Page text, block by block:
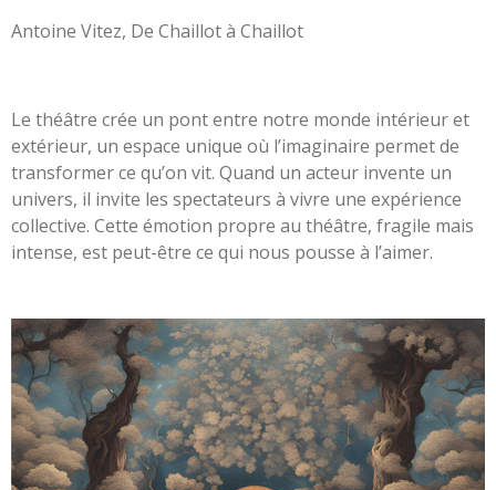
Antoine Vitez, De Chaillot à Chaillot
Le théâtre crée un pont entre notre monde intérieur et
extérieur, un espace unique où l’imaginaire permet de
transformer ce qu’on vit. Quand un acteur invente un
univers, il invite les spectateurs à vivre une expérience
collective. Cette émotion propre au théâtre, fragile mais
intense, est peut-être ce qui nous pousse à l’aimer.